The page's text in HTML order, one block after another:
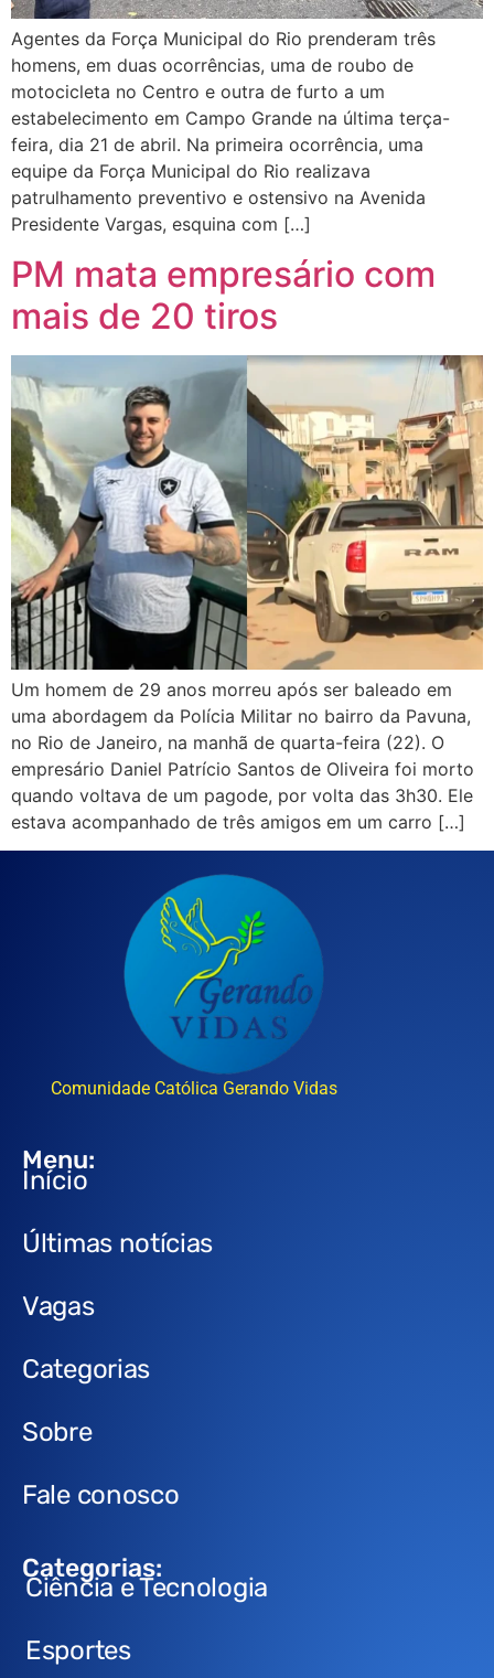
Agentes da Força Municipal do Rio prenderam três
homens, em duas ocorrências, uma de roubo de
motocicleta no Centro e outra de furto a um
estabelecimento em Campo Grande na última terça-
feira, dia 21 de abril. Na primeira ocorrência, uma
equipe da Força Municipal do Rio realizava
patrulhamento preventivo e ostensivo na Avenida
Presidente Vargas, esquina com […]
PM mata empresário com
mais de 20 tiros
Um homem de 29 anos morreu após ser baleado em
uma abordagem da Polícia Militar no bairro da Pavuna,
no Rio de Janeiro, na manhã de quarta-feira (22). O
empresário Daniel Patrício Santos de Oliveira foi morto
quando voltava de um pagode, por volta das 3h30. Ele
estava acompanhado de três amigos em um carro […]
Comunidade Católica Gerando Vidas
Menu:
Início
Últimas notícias
Vagas
Categorias
Sobre
Fale conosco
Categorias:
Ciência e Tecnologia
Esportes